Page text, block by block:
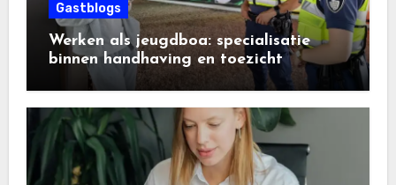
Gastblogs
Werken als jeugdboa: specialisatie
binnen handhaving en toezicht